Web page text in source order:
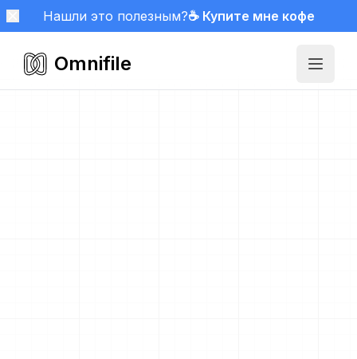
Нашли это полезным?☕ Купите мне кофе
Omnifile